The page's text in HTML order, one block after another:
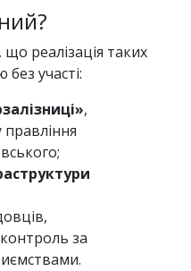
реалізація таких
участі:
,
за